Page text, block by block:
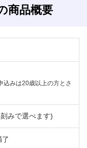
商品概要
みは20歳以上の方とさ
みで選べます)